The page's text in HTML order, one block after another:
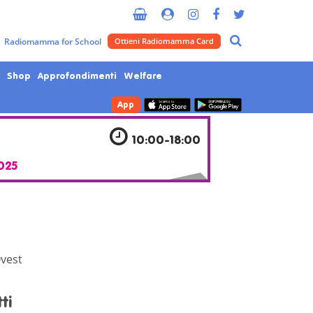
Radiomamma for School Ottieni Radiomamma Card
Shop Approfondimenti Welfare
App
di Milano
10:00-18:00